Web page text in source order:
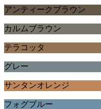
アンティークブラウン
カルムブラウン
テラコッタ
グレー
サンタンオレンジ
フォグブルー